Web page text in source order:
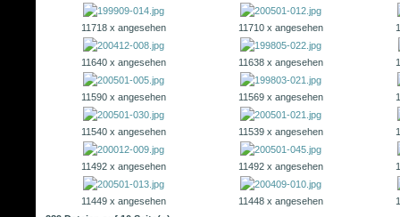
11718 x angesehen 11710 x angesehen
11640 x angesehen 11638 x angesehen
11590 x angesehen 11569 x angesehen
11540 x angesehen 11539 x angesehen
11492 x angesehen 11492 x angesehen
11449 x angesehen 11448 x angesehen